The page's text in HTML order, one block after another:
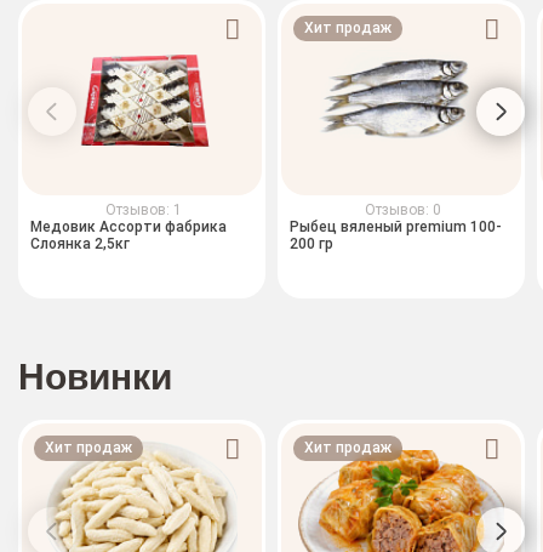
Отзывов: 1
Медовик Ассорти фабрика
Слоянка 2,5кг
Хит продаж
Отзывов: 0
Рыбец вяленый premium 100-
200 гр
Новинки
Хит продаж Хит продаж